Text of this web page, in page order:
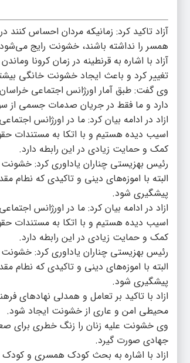
آزاد تاکید کرد: زمانیکه مردان احساس
همسر را نداشته باشند، خشونت رایج
آزاد با اشاره به قرنطینه در زمان کرونا
تغییر کرد و باعث ایجاد خشونت خانگی
وی گفت: طبق آمار اورژانس اجتماعی
دارد و ما فقط در جریان صدمات جسمی از
ازاد در ادامه بیان کرد: ما در اورژانس
اسیب دیده هستیم و با اتکا به مستندات
کمک و حمایت زیادی در این رابطه دارد.
رئیس بهزیستی چناران یاداوری کرد:
البته با اموزه‌های دینی و تاکیدی که نطام
پیشگیری شود.
ازاد در ادامه بیان کرد: ما در اورژانس
اسیب دیده هستیم و با اتکا به مستندات
کمک و حمایت زیادی در این رابطه دارد.
رئیس بهزیستی چناران یاداوری کرد:
البته با اموزه‌های دینی و تاکیدی که نطام
پیشگیری شود.
ازاد با تاکید بر تعامل و همدلی نهادهای
محیطی امن و عاری از خشونت ایجاد شود.
وی خشونت علیه زنان را زنگ خطری برای
جهادی صورت گیرد.
ازاد با اشاره به بحث کودک همسری و